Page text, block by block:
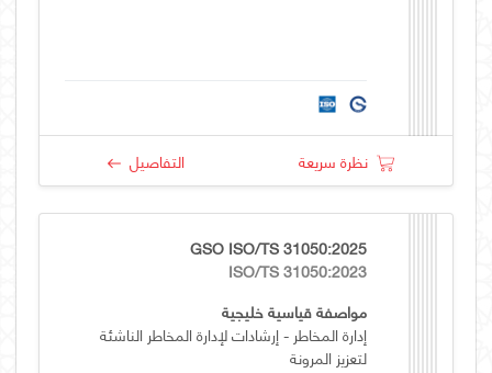
نظرة سريعة التفاصيل
GSO ISO/TS 31050:2025
ISO/TS 31050:2023
مواصفة قياسية خليجية
إدارة المخاطر - إرشادات لإدارة المخاطر الناشئة
لتعزيز المرونة